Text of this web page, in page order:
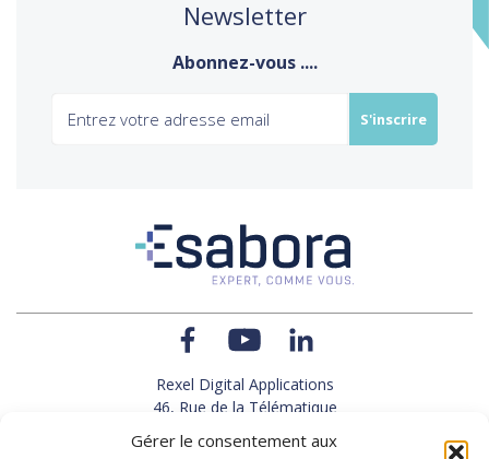
Gérer le consentement aux
Newsletter
Abonnez-vous ....
Rexel Digital Applications
46, Rue de la Télématique
Le Polygone 42000 SAINT-ETIENNE
TEL : 33(0)4 77 92 28 60